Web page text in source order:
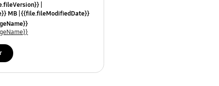
MB {{file.fileModifiedDate}}